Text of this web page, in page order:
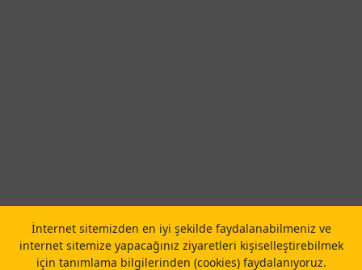
İnternet sitemizden en iyi şekilde faydalanabilmeniz ve
internet sitemize yapacağınız ziyaretleri kişiselleştirebilmek
için tanımlama bilgilerinden (cookies) faydalanıyoruz.